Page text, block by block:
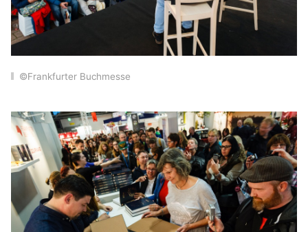
©Frankfurter Buchmesse